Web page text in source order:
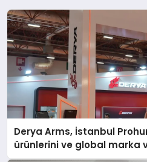
Derya Arms, İstanbul
ürünlerini ve global marka